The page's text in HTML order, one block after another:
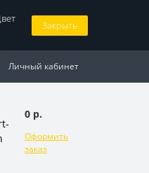
Закрыть
Личный кабинет
0 р.
Оформить
заказ